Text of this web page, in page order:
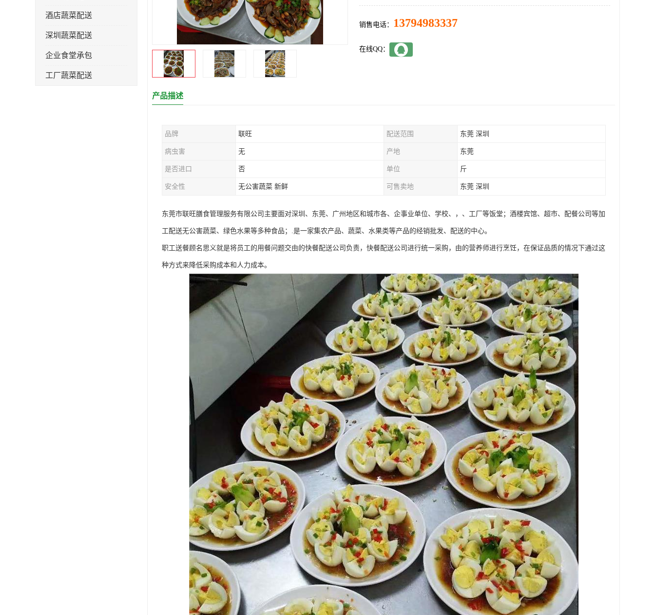
酒店蔬菜配送
深圳蔬菜配送
企业食堂承包
工厂蔬菜配送
销售电话： 13794983337
在线QQ：
产品描述
品牌 联旺 配送范围 东莞 深圳
病虫害 无 产地 东莞
是否进口 否 单位 斤
安全性 无公害蔬菜 新鲜 可售卖地 东莞 深圳
东莞市联旺膳食管理服务有限公司主要面对深圳、东莞、广州地区和城市各、企事业单位、学校、，、工厂等饭堂；酒楼宾馆、超市、配餐公司等加
工配送无公害蔬菜、绿色水果等多种食品；.是一家集农产品、蔬菜、水果类等产品的经销批发、配送的中心。
职工送餐顾名思义就是将员工的用餐问题交由的快餐配送公司负责，快餐配送公司进行统一采购，由的营养师进行烹饪，在保证品质的情况下通过这
种方式来降低采购成本和人力成本。